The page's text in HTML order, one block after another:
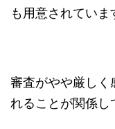
も用意されていま
審査がやや厳しく
れることが関係し